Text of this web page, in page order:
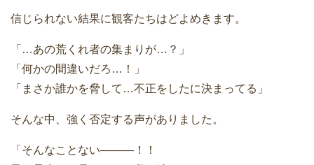
信じられない結果に観客たちはどよめきます。
「…あの荒くれ者の集まりが…？」
「何かの間違いだろ…！」
「まさか誰かを脅して…不正をしたに決まってる」
そんな中、強く否定する声がありました。
「そんなことない———！！